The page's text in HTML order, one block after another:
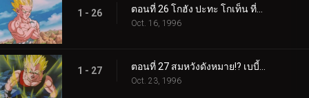
1 - 26 ตอนที่ 26 โกฮัง ปะทะ โกเท็น ที่สุดแห่งความเลวร้าย พี่น้องทะเลาะกัน!?
Oct. 16, 1996
1 - 27
Oct. 23, 1996